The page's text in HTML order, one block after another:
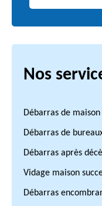
Nos
Débarras de maison
Débarras de
Débarras après
Vidage maison
Débarras